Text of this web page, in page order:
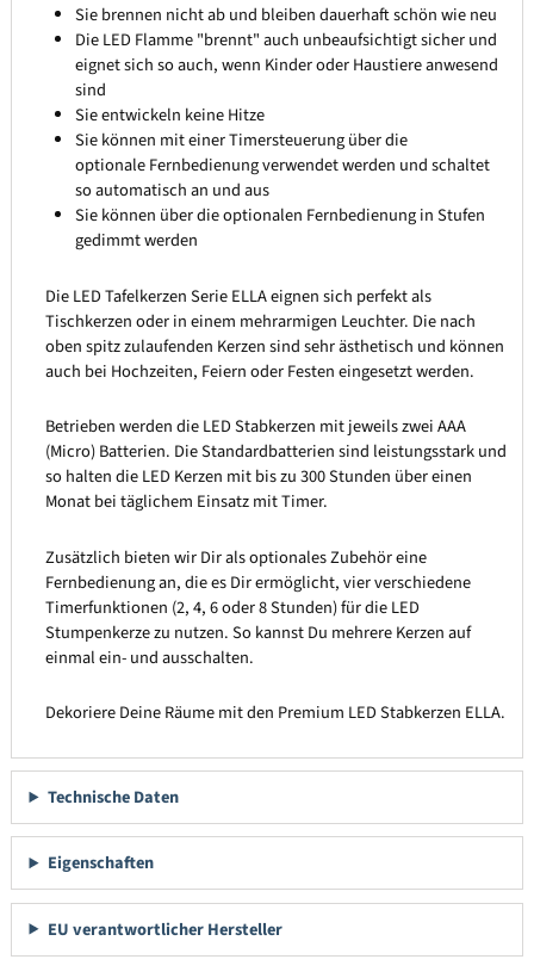
Sie brennen nicht ab und bleiben dauerhaft schön wie neu
Die LED Flamme "brennt" auch unbeaufsichtigt sicher und
eignet sich so auch, wenn Kinder oder Haustiere anwesend
sind
Sie entwickeln keine Hitze
Sie können mit einer Timersteuerung über die
optionale Fernbedienung verwendet werden und schaltet
so automatisch an und aus
Sie können über die optionalen Fernbedienung in Stufen
gedimmt werden
Die LED Tafelkerzen Serie ELLA eignen sich perfekt als
Tischkerzen oder in einem mehrarmigen Leuchter. Die nach
oben spitz zulaufenden Kerzen sind sehr ästhetisch und können
auch bei Hochzeiten, Feiern oder Festen eingesetzt werden.
Betrieben werden die LED Stabkerzen mit jeweils zwei AAA
(Micro) Batterien. Die Standardbatterien sind leistungsstark und
so halten die LED Kerzen mit bis zu 300 Stunden über einen
Monat bei täglichem Einsatz mit Timer.
Zusätzlich bieten wir Dir als optionales Zubehör eine
Fernbedienung an, die es Dir ermöglicht, vier verschiedene
Timerfunktionen (2, 4, 6 oder 8 Stunden) für die LED
Stumpenkerze zu nutzen. So kannst Du mehrere Kerzen auf
einmal ein- und ausschalten.
Dekoriere Deine Räume mit den Premium LED Stabkerzen ELLA.
Technische Daten
Eigenschaften
EU verantwortlicher Hersteller